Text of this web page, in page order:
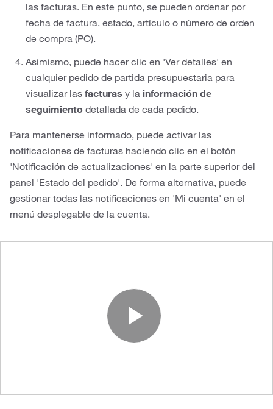
las facturas. En este punto, se pueden ordenar por
fecha de factura, estado, artículo o número de orden
de compra (PO).
Asimismo, puede hacer clic en 'Ver detalles' en
cualquier pedido de partida presupuestaria para
visualizar las facturas y la información de
seguimiento detallada de cada pedido.
Para mantenerse informado, puede activar las
notificaciones de facturas haciendo clic en el botón
'Notificación de actualizaciones' en la parte superior del
panel 'Estado del pedido'. De forma alternativa, puede
gestionar todas las notificaciones en 'Mi cuenta' en el
menú desplegable de la cuenta.
Play